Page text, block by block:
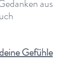
aus
Gefühle